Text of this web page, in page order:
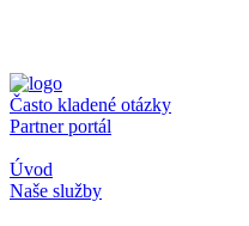
Často kladené otázky
Partner portál
Úvod
Naše služby